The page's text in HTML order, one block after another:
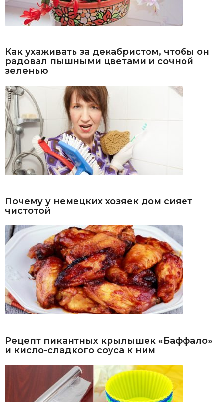
Как ухаживать за декабристом, чтобы он
радовал пышными цветами и сочной
зеленью
Почему у немецких хозяек дом сияет
чистотой
Рецепт пикантных крылышек «Баффало»
и кисло-сладкого соуса к ним